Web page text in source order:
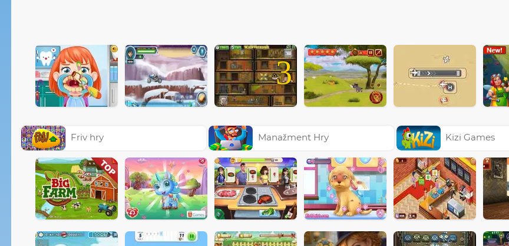
3
Friv hry Manažment Hry Kizi Games